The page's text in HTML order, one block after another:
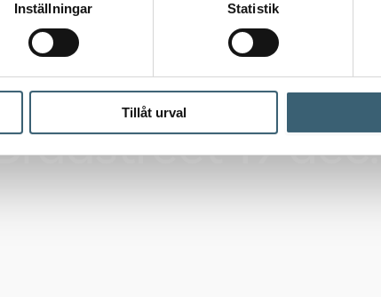
Inställningar Statistik
Tillåt urval